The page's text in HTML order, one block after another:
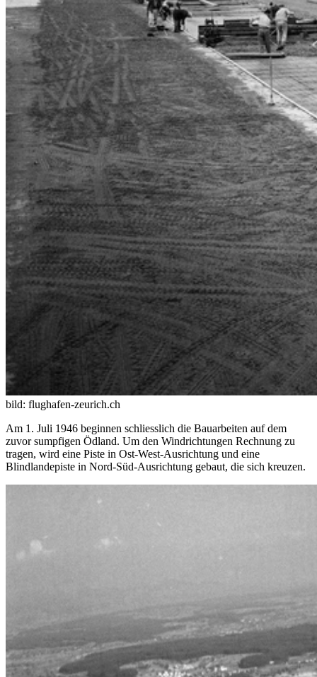
bild: flughafen-zeurich.ch
Am 1. Juli 1946 beginnen schliesslich die Bauarbeiten auf dem
zuvor sumpfigen Ödland. Um den Windrichtungen Rechnung zu
tragen, wird eine Piste in Ost-West-Ausrichtung und eine
Blindlandepiste in Nord-Süd-Ausrichtung gebaut, die sich kreuzen.